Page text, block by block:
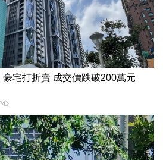
宅打折賣 成交價跌破200萬元
心